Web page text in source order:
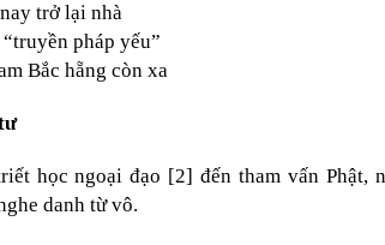
trở lại nhà
pháp yếu”
Bắc hẵng còn xa
học ngoại đạo [2] đến tham vấn Phật,
danh từ vô.